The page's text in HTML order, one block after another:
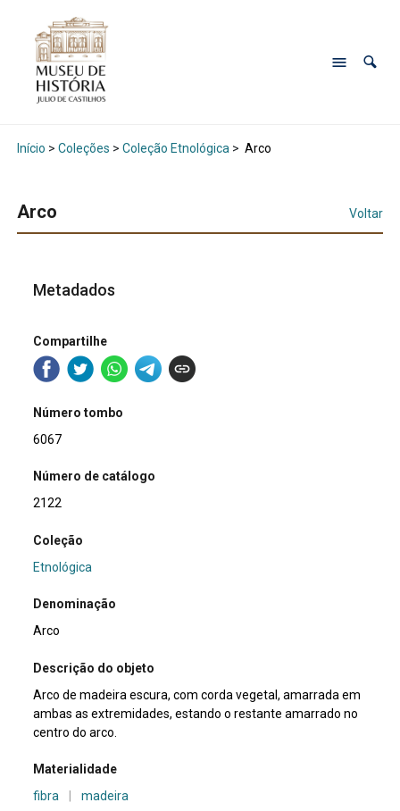
Início > Coleções > Coleção Etnológica > Arco
Arco Voltar
Metadados
Compartilhe
Número tombo
6067
Número de catálogo
2122
Coleção
Etnológica
Denominação
Arco
Descrição do objeto
Arco de madeira escura, com corda vegetal, amarrada em
ambas as extremidades, estando o restante amarrado no
centro do arco.
Materialidade
fibra
madeira